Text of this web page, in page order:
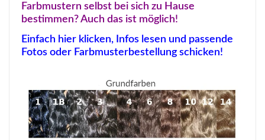
Farbmustern selbst bei sich zu Hause
bestimmen? Auch das ist möglich!
Einfach hier klicken, Infos lesen und passende
Fotos oder Farbmusterbestellung schicken!